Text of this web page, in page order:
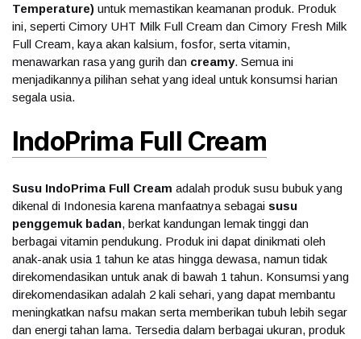
Temperature) untuk memastikan keamanan produk. Produk
ini, seperti Cimory UHT Milk Full Cream dan Cimory Fresh Milk
Full Cream, kaya akan kalsium, fosfor, serta vitamin,
menawarkan rasa yang gurih dan creamy. Semua ini
menjadikannya pilihan sehat yang ideal untuk konsumsi harian
segala usia.
IndoPrima Full Cream
Susu IndoPrima Full Cream adalah produk susu bubuk yang
dikenal di Indonesia karena manfaatnya sebagai susu
penggemuk badan, berkat kandungan lemak tinggi dan
berbagai vitamin pendukung. Produk ini dapat dinikmati oleh
anak-anak usia 1 tahun ke atas hingga dewasa, namun tidak
direkomendasikan untuk anak di bawah 1 tahun. Konsumsi yang
direkomendasikan adalah 2 kali sehari, yang dapat membantu
meningkatkan nafsu makan serta memberikan tubuh lebih segar
dan energi tahan lama. Tersedia dalam berbagai ukuran, produk